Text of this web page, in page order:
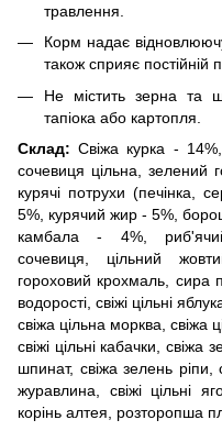
травлення.
Корм надає
також сприяє постійній
Не містить зерна та
тапіока або картопля.
Склад: Свіжа курка -
сочевиця цільна, зелений
курячі потрухи (печінка,
5%, курячий жир - 5%,
камбала - 4%,
сочевиця, цільний
гороховий крохмаль, сира
водорості, свіжі цільні
свіжа цільна морква, свіжа
свіжі цільні кабачки, свіжа
шпинат, свіжа зелень ріпи,
журавлина, свіжі цільні
корінь алтея, розторопша